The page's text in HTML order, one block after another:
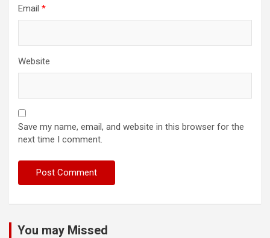
Email *
Website
Save my name, email, and website in this browser for the
next time I comment.
You may Missed